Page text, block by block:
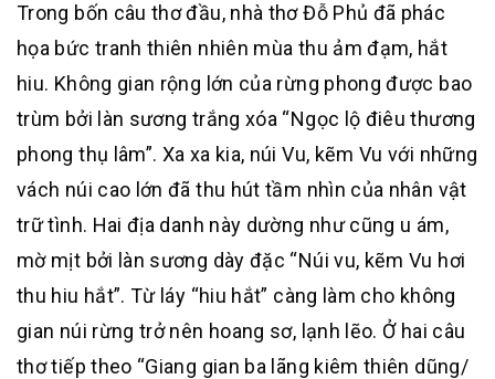
Trong bốn câu thơ đầu, nhà thơ Đỗ Phủ đã phác
họa bức tranh thiên nhiên mùa thu ảm đạm, hắt
hiu. Không gian rộng lớn của rừng phong được bao
trùm bởi làn sương trắng xóa “Ngọc lộ điêu thương
phong thụ lâm”. Xa xa kia, núi Vu, kẽm Vu với những
vách núi cao lớn đã thu hút tầm nhìn của nhân vật
trữ tình. Hai địa danh này dường như cũng u ám,
mờ mịt bởi làn sương dày đặc “Núi vu, kẽm Vu hơi
thu hiu hắt”. Từ láy “hiu hắt” càng làm cho không
gian núi rừng trở nên hoang sơ, lạnh lẽo. Ở hai câu
thơ tiếp theo “Giang gian ba lãng kiêm thiên dũng/